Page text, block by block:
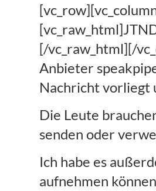
[/vc_raw_html][/
Anbieter
Nachricht vorliegt
Die Leute
senden oder
Ich habe es
aufnehmen